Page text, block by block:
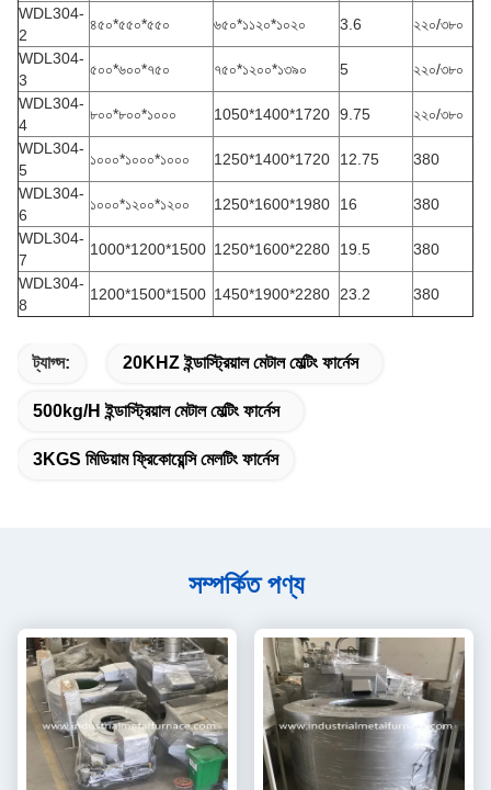
WDL304-
2
৪৫০*৫৫০*৫৫০ ৬৫০*১১২০*১০২০ 3.6
২২০/৩৮০
WDL304-
3
৫০০*৬০০*৭৫০ ৭৫০*১২০০*১৩৯০ 5
২২০/৩৮০
WDL304-
4
৮০০*৮০০*১০০০ 1050*1400*1720 9.75
২২০/৩৮০
WDL304-
5
১০০০*১০০০*১০০০ 1250*1400*1720 12.75
380
WDL304-
6
১০০০*১২০০*১২০০ 1250*1600*1980 16
380
WDL304-
7
1000*1200*1500 1250*1600*2280 19.5
380
WDL304-
8
1200*1500*1500 1450*1900*2280 23.2 380
ট্যাগ্স: 20KHZ ইন্ডাস্ট্রিয়াল মেটাল মেল্টিং ফার্নেস
500kg/h ইন্ডাস্ট্রিয়াল মেটাল মেল্টিং ফার্নেস
3KGS মিডিয়াম ফ্রিকোয়েন্সি মেলটিং ফার্নেস
সম্পর্কিত পণ্য